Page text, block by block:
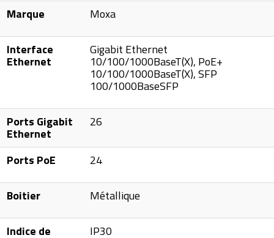
Marque Moxa
Interface
Ethernet
Gigabit Ethernet
10/100/1000BaseT(X), PoE+
10/100/1000BaseT(X), SFP
100/1000BaseSFP
Ports Gigabit
Ethernet
26
Ports PoE 24
Boitier Métallique
Indice de IP30